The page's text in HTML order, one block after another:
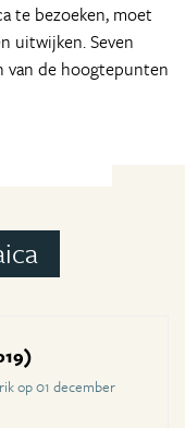
te bezoeken, moet
uitwijken. Seven
van de hoogtepunten
op 01 december